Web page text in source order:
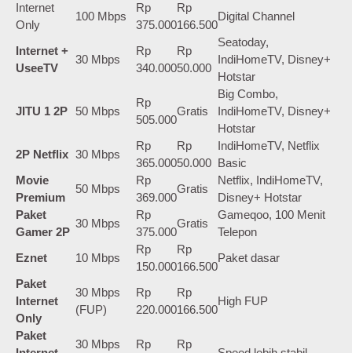
Internet
Only
100 Mbps
Rp
375.000
Rp
166.500
Digital Channel
Internet +
UseeTV
30 Mbps
Rp
340.000
Rp
50.000
Seatoday,
IndiHomeTV, Disney+
Hotstar
JITU 1 2P 50 Mbps
Rp
505.000
Gratis
Big Combo,
IndiHomeTV, Disney+
Hotstar
2P Netflix 30 Mbps
Rp
365.000
Rp
50.000
IndiHomeTV, Netflix
Basic
Movie
Premium
50 Mbps
Rp
369.000
Gratis
Netflix, IndiHomeTV,
Disney+ Hotstar
Paket
Gamer 2P
30 Mbps
Rp
375.000
Gratis
Gameqoo, 100 Menit
Telepon
Eznet
10 Mbps
Rp
150.000
Rp
166.500
Paket dasar
Paket
Internet
Only
30 Mbps
(FUP)
Rp
220.000
Rp
166.500
High FUP
Paket
30 Mbps
Rp
Rp